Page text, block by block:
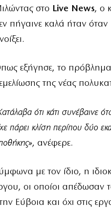
στο Live News, ο
πήγαινε καλά ήταν
εξήγησε, το πρόβλημα
της νέας
ότι κάτι συνέβαινε
πάρει κλίση περίπου δύο
, ανέφερε.
με τον ίδιο, η
οι οποίοι απέδωσαν
Εύβοια και όχι στις